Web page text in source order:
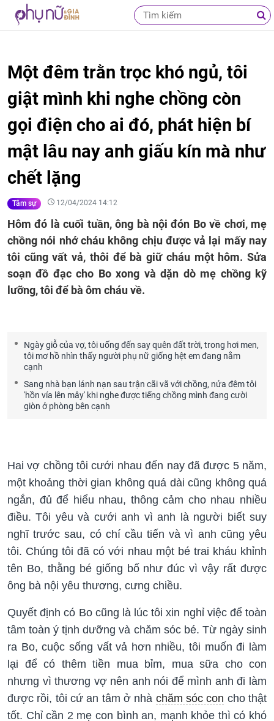
Một đêm trằn trọc khó ngủ, tôi
giật mình khi nghe chồng còn
gọi điện cho ai đó, phát hiện bí
mật lâu nay anh giấu kín mà như
chết lặng
Tâm sự 12/04/2024 14:12
Hôm đó là cuối tuần, ông bà nội đón Bo về chơi, mẹ
chồng nói nhớ cháu không chịu được vả lại mấy nay
tôi cũng vất vả, thôi để bà giữ cháu một hôm. Sửa
soạn đồ đạc cho Bo xong và dặn dò mẹ chồng kỹ
lưỡng, tôi để bà ôm cháu về.
Ngày giỗ của vợ, tôi uống đến say quên đất trời, trong hơi men,
tôi mơ hồ nhìn thấy người phụ nữ giống hệt em đang nằm
cạnh
Sang nhà bạn lánh nạn sau trận cãi vã với chồng, nửa đêm tôi
'hồn vía lên mây' khi nghe được tiếng chồng mình đang cười
giòn ở phòng bên cạnh
Hai vợ chồng tôi cưới nhau đến nay đã được 5 năm,
một khoảng thời gian không quá dài cũng không quá
ngắn, đủ để hiểu nhau, thông cảm cho nhau nhiều
điều. Tôi yêu và cưới anh vì anh là người biết suy
nghĩ trước sau, có chí cầu tiến và vì anh cũng yêu
tôi. Chúng tôi đã có với nhau một bé trai kháu khỉnh
tên Bo, thằng bé giống bố như đúc vì vậy rất được
ông bà nội yêu thương, cưng chiều.
Quyết định có Bo cũng là lúc tôi xin nghỉ việc để toàn
tâm toàn ý tịnh dưỡng và chăm sóc bé. Từ ngày sinh
ra Bo, cuộc sống vất vả hơn nhiều, tôi muốn đi làm
lại để có thêm tiền mua bỉm, mua sữa cho con
nhưng vì thương vợ nên anh nói để mình anh đi làm
được rồi, tôi cứ an tâm ở nhà chăm sóc con cho thật
tốt. Chỉ cần 2 mẹ con bình an, mạnh khỏe thì có khó